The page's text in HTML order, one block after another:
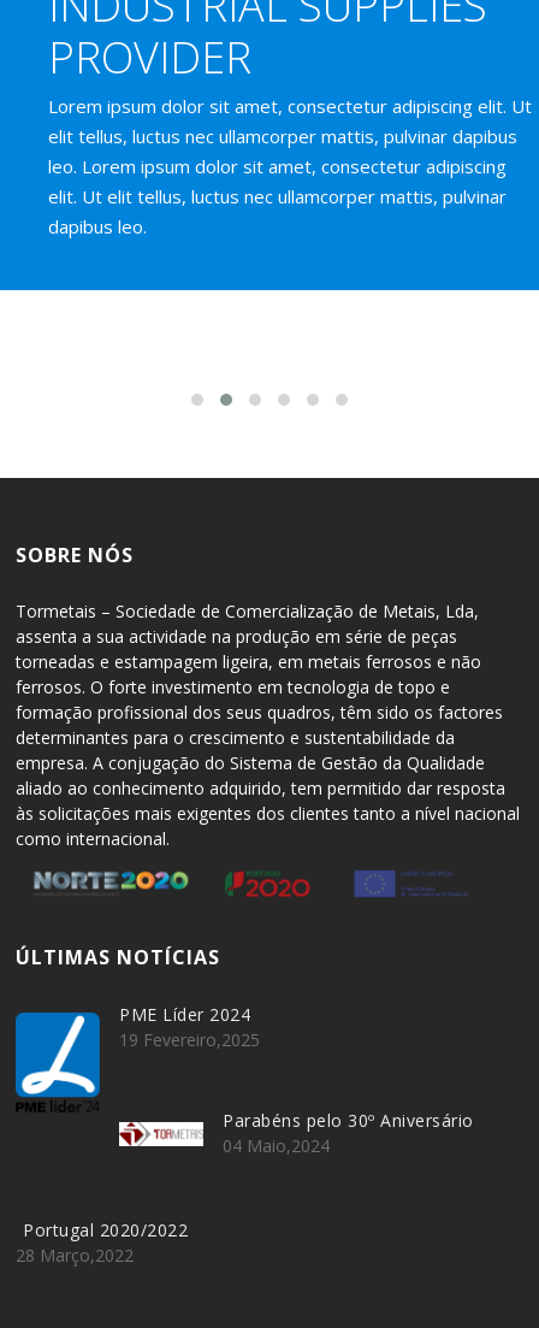
PROVIDER
Lorem ipsum dolor sit amet, consectetur adipiscing elit. Ut
elit tellus, luctus nec ullamcorper mattis, pulvinar dapibus
leo. Lorem ipsum dolor sit amet, consectetur adipiscing
elit. Ut elit tellus, luctus nec ullamcorper mattis, pulvinar
dapibus leo.
SOBRE NÓS
Tormetais – Sociedade de Comercialização de Metais, Lda,
assenta a sua actividade na produção em série de peças
torneadas e estampagem ligeira, em metais ferrosos e não
ferrosos. O forte investimento em tecnologia de topo e
formação profissional dos seus quadros, têm sido os factores
determinantes para o crescimento e sustentabilidade da
empresa. A conjugação do Sistema de Gestão da Qualidade
aliado ao conhecimento adquirido, tem permitido dar resposta
às solicitações mais exigentes dos clientes tanto a nível nacional
como internacional.
ÚLTIMAS NOTÍCIAS
PME Líder 2024
19 Fevereiro,2025
Parabéns pelo 30º Aniversário
04 Maio,2024
Portugal 2020/2022
28 Março,2022